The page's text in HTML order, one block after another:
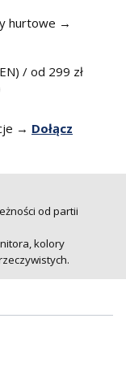
hurtowe →
/ od 299 zł
→ Dołącz
od partii
kolory